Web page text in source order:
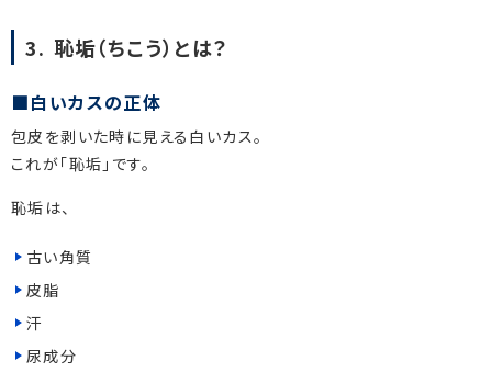
3. 恥垢（ちこう）とは？
白いカスの正体
包皮を剥いた時に見える白いカス。
これが「恥垢」です。
恥垢は、
古い角質
皮脂
汗
尿成分